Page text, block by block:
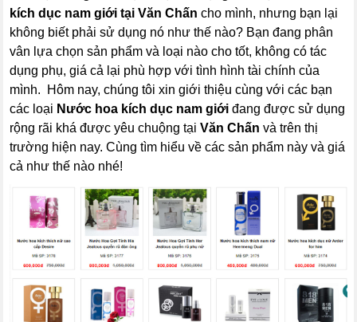
kích dục nam giới tại Văn Chấn cho mình, nhưng bạn lại
không biết phải sử dụng nó như thế nào? Bạn đang phân
vân lựa chọn sản phẩm và loại nào cho tốt, không có tác
dụng phụ, giá cả lại phù hợp với tình hình tài chính của
mình. Hôm nay, chúng tôi xin giới thiệu cùng với các bạn
các loại Nước hoa kích dục nam giới đang được sử dụng
rộng rãi khá được yêu chuộng tạiVăn Chấn và trên thị
trường hiện nay. Cùng tìm hiểu về các sản phẩm này và giá
cả như thế nào nhé!